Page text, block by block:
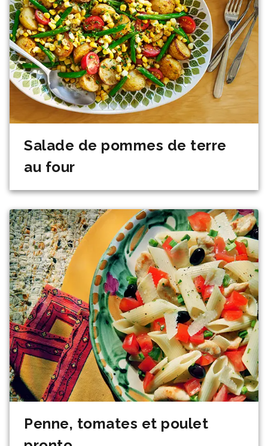
Salade de pommes de terre
au four
Penne, tomates et poulet